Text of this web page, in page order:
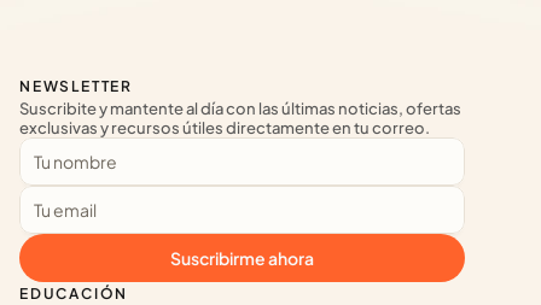
EDUCACIÓN
NEWSLETTER
Suscribite y mantente al día con las últimas noticias, ofertas
exclusivas y recursos útiles directamente en tu correo.
Suscribirme ahora